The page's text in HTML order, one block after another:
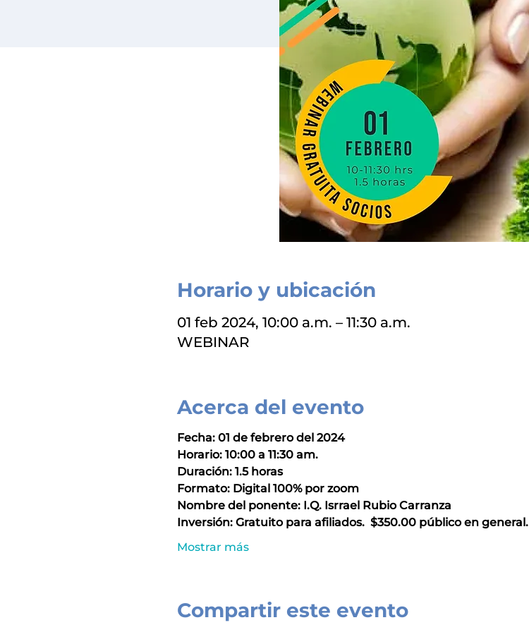
Horario y ubicación
01 feb 2024, 10:00 a.m. – 11:30 a.m.
WEBINAR
Acerca del evento
Fecha: 01 de febrero del 2024
Horario: 10:00 a 11:30 am.
Duración: 1.5 horas
Formato: Digital 100% por zoom
Nombre del ponente: I.Q. Isrrael Rubio Carranza
Inversión: Gratuito para afiliados.  $350.00 público en general.
Mostrar más
Compartir este evento